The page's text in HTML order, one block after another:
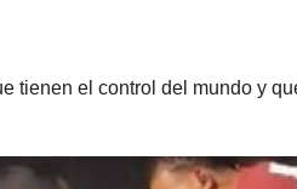
tienen el control del mundo y